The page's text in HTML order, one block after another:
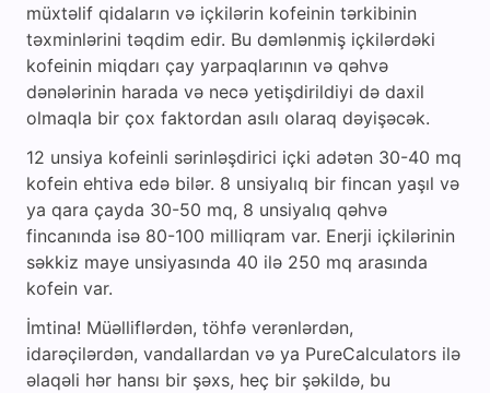
müxtəlif qidaların və içkilərin kofeinin tərkibinin
təxminlərini təqdim edir. Bu dəmlənmiş içkilərdəki
kofeinin miqdarı çay yarpaqlarının və qəhvə
dənələrinin harada və necə yetişdirildiyi də daxil
olmaqla bir çox faktordan asılı olaraq dəyişəcək.
12 unsiya kofeinli sərinləşdirici içki adətən 30-40 mq
kofein ehtiva edə bilər. 8 unsiyalıq bir fincan yaşıl və
ya qara çayda 30-50 mq, 8 unsiyalıq qəhvə
fincanında isə 80-100 milliqram var. Enerji içkilərinin
səkkiz maye unsiyasında 40 ilə 250 mq arasında
kofein var.
İmtina! Müəlliflərdən, töhfə verənlərdən,
idarəçilərdən, vandallardan və ya PureCalculators ilə
əlaqəli hər hansı bir şəxs, heç bir şəkildə, bu